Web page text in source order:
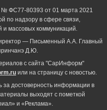
ФС77-80393 от 01 марта 2021
по надзору в сфере связи,
массовых коммуникаций.
— Письменный А.А. Главный
Д.Ю.
с сайта "СарИнформ"
или на страницу с новостью.
за достоверность информации в
выходят с пометкой
и «Реклама».